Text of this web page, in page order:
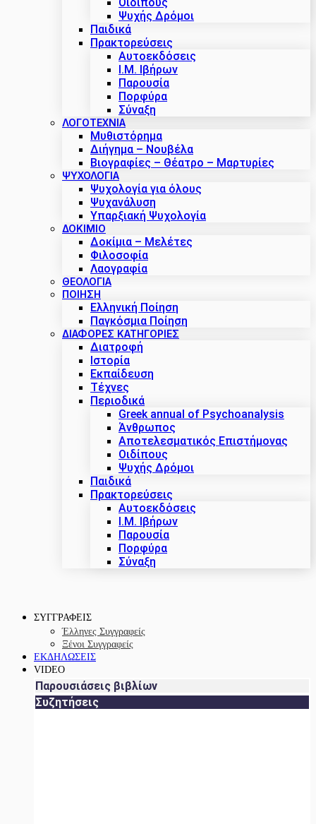
Ψυχής Δρόμοι
Παιδικά
Πρακτoρεύσεις
Αυτοεκδόσεις
Ι.Μ. Ιβήρων
Παρουσία
Πορφύρα
Σύναξη
ΛΟΓΟΤΕΧΝΙΑ
Μυθιστόρημα
Διήγημα – Νουβέλα
Βιογραφίες – Θέατρο – Μαρτυρίες
ΨΥΧΟΛΟΓΙΑ
Ψυχολογία για όλους
Ψυχανάλυση
Υπαρξιακή Ψυχολογία
ΔΟΚΊΜΙΟ
Δοκίμια – Μελέτες
Φιλοσοφία
Λαογραφία
ΘΕΟΛΟΓΙΑ
ΠΟΙΗΣΗ
Ελληνική Ποίηση
Παγκόσμια Ποίηση
ΔΙΑΦΟΡΕΣ ΚΑΤΗΓΟΡΙΕΣ
Διατροφή
Ιστορία
Εκπαίδευση
Τέχνες
Περιοδικά
Greek annual of Psychoanalysis
Άνθρωπος
Αποτελεσματικός Επιστήμονας
Οιδίπους
Ψυχής Δρόμοι
Παιδικά
Πρακτoρεύσεις
Αυτοεκδόσεις
Ι.Μ. Ιβήρων
Παρουσία
Πορφύρα
Σύναξη
ΣΥΓΓΡΑΦΕΙΣ
Έλληνες Συγγραφείς
Ξένοι Συγγραφείς
ΕΚΔΗΛΩΣΕΙΣ
VIDEO
Παρουσιάσεις βιβλίων
Συζητήσεις